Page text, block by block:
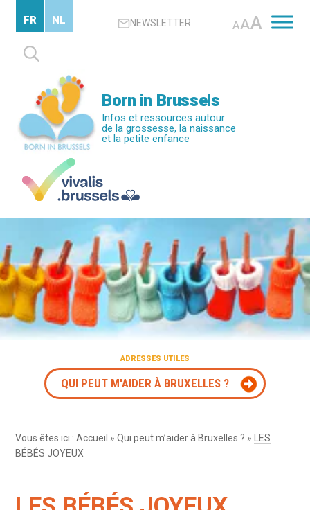
contenu
principal
NEWSLETTER AAA
Rechercher :
FR NL
Born in Brussels
Infos et ressources autour
de la grossesse, la naissance
et la petite enfance
ADRESSES UTILES
QUI PEUT M'AIDER À BRUXELLES ?
Vous êtes ici :Accueil »Qui peut m’aider à Bruxelles ? »
LES
BÉBÉS JOYEUX